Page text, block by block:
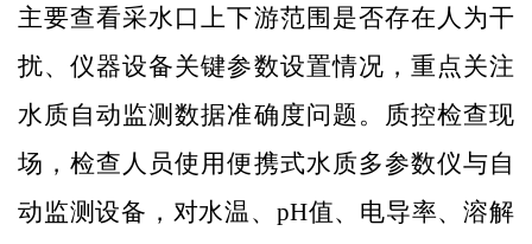
主要查看采水口上下游范围是否存在人为干
扰、仪器设备关键参数设置情况，重点关注
水质自动监测数据准确度问题。质控检查现
场，检查人员使用便携式水质多参数仪与自
动监测设备，对水温、pH值、电导率、溶解